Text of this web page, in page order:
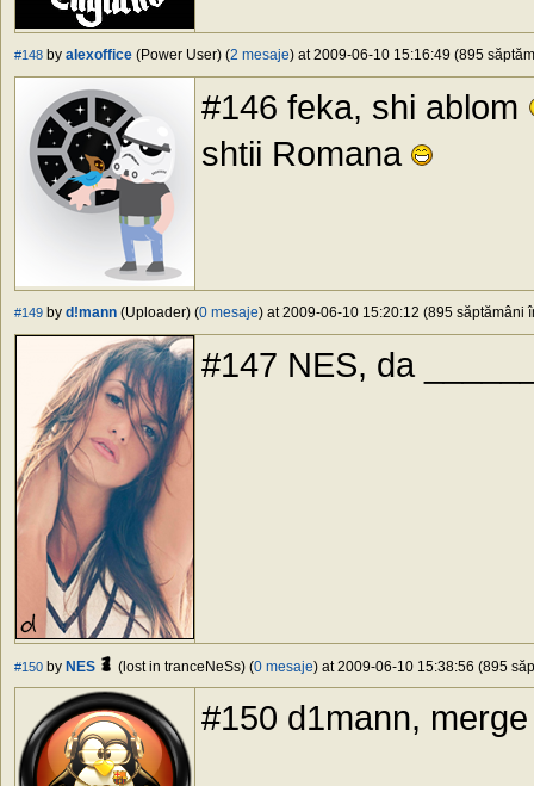
#148 by alexoffice (Power User) (2 mesaje) at 2009-06-10 15:16:49 (895
#146 feka, shi ablom
shtii Romana
#149 by d!mann (Uploader) (0 mesaje) at 2009-06-10 15:20:12 (895 săptămâni
#147 NES, da
#150 by NES (lost in tranceNeSs) (0 mesaje) at 2009-06-10 15:38:56 (895
#150 d1mann,